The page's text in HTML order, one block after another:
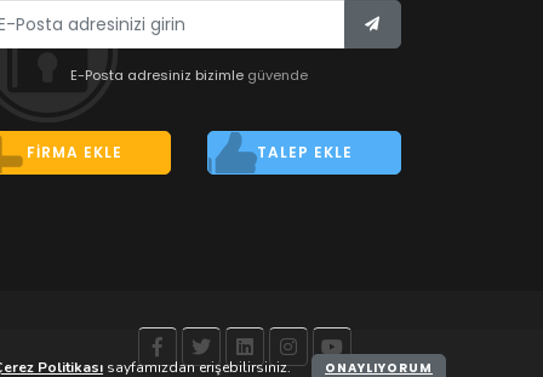
E-Posta adresiniz bizimle güvende
FIRMA EKLE TALEP EKLE
Politikası sayfamızdan erişebilirsiniz. ONAYLIYORUM